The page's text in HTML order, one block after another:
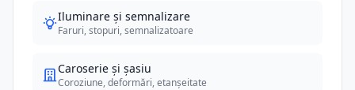
Iluminare și semnalizare
Faruri, stopuri, semnalizatoare
Caroserie și șasiu
Coroziune, deformări, etanșeitate